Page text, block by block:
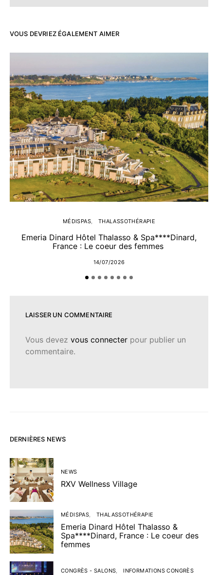
VOUS DEVRIEZ ÉGALEMENT AIMER
MÉDISPAS THALASSOTHÉRAPIE
Emeria Dinard Hôtel Thalasso & Spa****Dinard,
France : Le coeur des femmes
14/07/2026
LAISSER UN COMMENTAIRE
Vous devez vous connecter pour publier un
commentaire.
DERNIÈRES NEWS
NEWS
RXV Wellness Village
MÉDISPAS THALASSOTHÉRAPIE
Emeria Dinard Hôtel Thalasso &
Spa****Dinard, France : Le coeur des
femmes
CONGRÈS - SALONS INFORMATIONS CONGRÈS